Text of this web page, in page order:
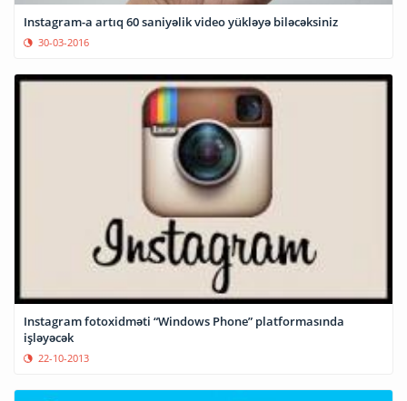
Instagram-a artıq 60 saniyəlik video yükləyə biləcəksiniz
30-03-2016
Instagram fotoxidməti “Windows Phone” platformasında
işləyəcək
22-10-2013